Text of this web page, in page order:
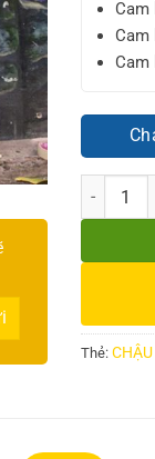
Cam
Cam
Cam
Số lượng
Thẻ: